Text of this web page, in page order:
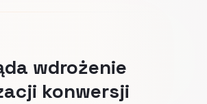
wdrożenie
konwersji